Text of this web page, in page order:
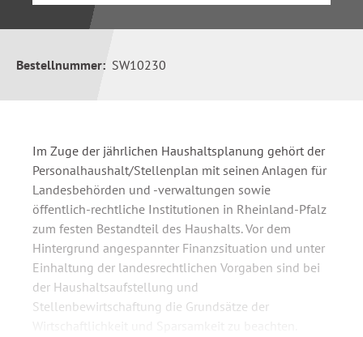
Bestellnummer: SW10230
Im Zuge der jährlichen Haushaltsplanung gehört der
Personalhaushalt/Stellenplan mit seinen Anlagen für
Landesbehörden und -verwaltungen sowie
öffentlich-rechtliche Institutionen in Rheinland-Pfalz
zum festen Bestandteil des Haushalts. Vor dem
Hintergrund angespannter Finanzsituation und unter
Einhaltung der landesrechtlichen Vorgaben sind bei
der Haushaltsaufstellung und
Stellenbewirtschaftung die Grundsätze der